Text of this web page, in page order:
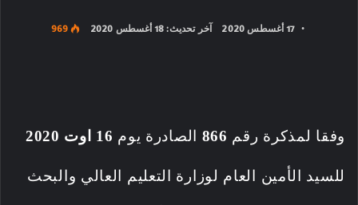
17 أغسطس 2020 آخر تحديث: 18 أغسطس 2020 969
وفقا لمذكرة رقم 866 الصادرة يوم 16 اوت 2020
للسيد الأمين العام لوزارة التعليم العالي والبحث